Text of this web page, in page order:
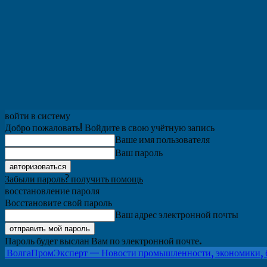
войти в систему
Добро пожаловать! Войдите в свою учётную запись
Ваше имя пользователя
Ваш пароль
Забыли пароль? получить помощь
восстановление пароля
Восстановите свой пароль
Ваш адрес электронной почты
Пароль будет выслан Вам по электронной почте.
ВолгаПромЭксперт — Новости промышленности, экономики,